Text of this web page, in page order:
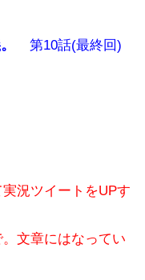
。 第10話(最終回)
況ツイートをUPす
文章にはなってい